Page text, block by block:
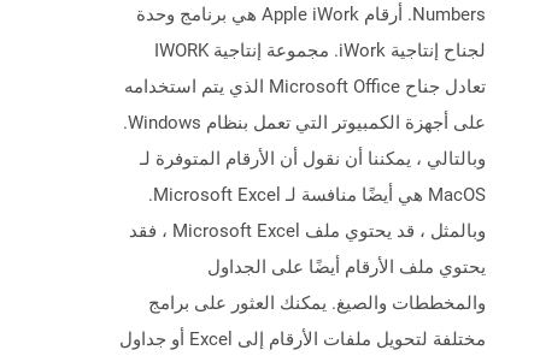
Numbers. أرقام Apple iWork هي برنامج وحدة
لجناح إنتاجية iWork. مجموعة إنتاجية IWORK
تعادل جناح Microsoft Office الذي يتم استخدامه
على أجهزة الكمبيوتر التي تعمل بنظام Windows.
وبالتالي ، يمكننا أن نقول أن الأرقام المتوفرة لـ
MacOS هي أيضًا منافسة لـ Microsoft Excel.
وبالمثل ، قد يحتوي ملف Microsoft Excel ، فقد
يحتوي ملف الأرقام أيضًا على الجداول
والمخططات والصيغ. يمكنك العثور على برامج
مختلفة لتحويل ملفات الأرقام إلى Excel أو جداول